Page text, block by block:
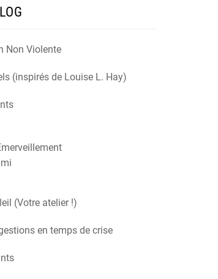
Non Violente
(inspirés de Louise L. Hay)
(Votre atelier !)
en temps de crise